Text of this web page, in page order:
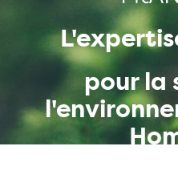
pour la